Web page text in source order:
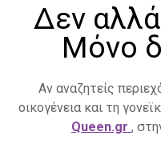
Δεν
Μόνο
Αν αναζητείς
οικογένεια και τη
Queen.gr ,